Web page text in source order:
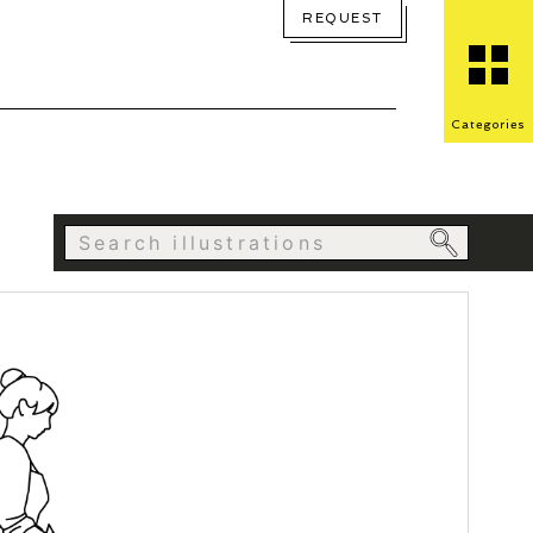
REQUEST
Categories